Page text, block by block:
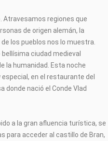
Atravesamos regiones que
de origen alemán, la
los pueblos nos lo muestra.
bellísima ciudad medieval
la humanidad. Esta noche
en el restaurante del
donde nació el Conde Vlad
a la gran afluencia turística, se
para acceder al castillo de Bran,